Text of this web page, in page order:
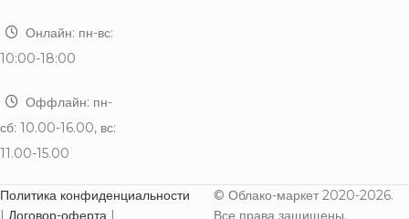
Онлайн: пн-вс:
10:00-18:00
Оффлайн: пн-
сб: 10.00-16.00, вс:
11.00-15.00
Политика конфиденциальности
| Договор-оферта |
© Облако-маркет 2020-2026.
Все права защищены.